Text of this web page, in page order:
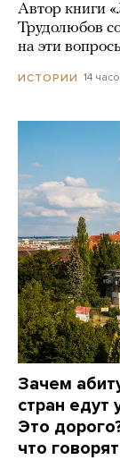
Автор книги
Трудолюбов
на эти
ИСТОРИИ 14
Зачем
стран едут
Это
что